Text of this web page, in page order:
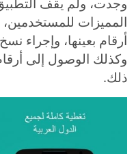
المميزات
أرقام بعينها، وإجراء
وكذلك الوصول إلى
ذلك.